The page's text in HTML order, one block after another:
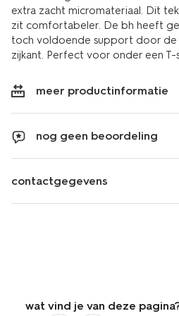
extra zacht micromateriaal. Dit
zit comfortabeler. De bh heeft
toch voldoende support door de
zijkant. Perfect voor onder een T-
meer productinformatie
nog geen beoordeling
contactgegevens
wat vind je van deze